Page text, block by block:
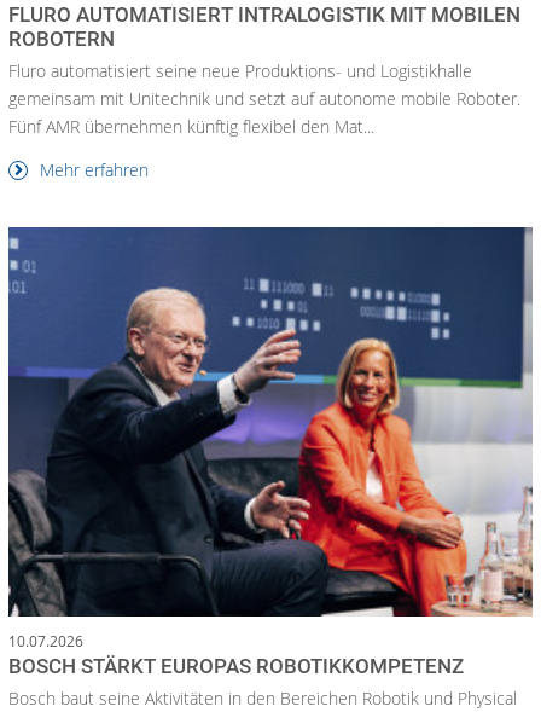
FLURO AUTOMATISIERT INTRALOGISTIK MIT MOBILEN
ROBOTERN
Fluro automatisiert seine neue Produktions- und Logistikhalle
gemeinsam mit Unitechnik und setzt auf autonome mobile Roboter.
Fünf AMR übernehmen künftig flexibel den Mat...
Mehr erfahren
10.07.2026
BOSCH STÄRKT EUROPAS ROBOTIKKOMPETENZ
Bosch baut seine Aktivitäten in den Bereichen Robotik und Physical